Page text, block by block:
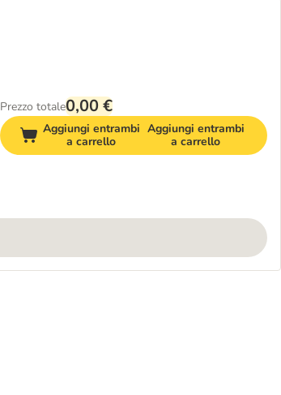
Prezzo totale0,00 €
Aggiungi entrambi
a carrello
Aggiungi entrambi
a carrello